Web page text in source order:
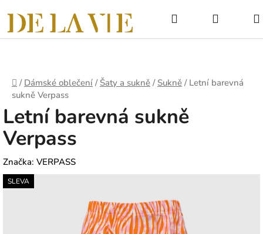
na
obsah
NÁKUPNÍ
KOŠÍK
Domů
/ Dámské oblečení / Šaty a sukně / Sukně / Letní barevná
sukně Verpass
Letní barevná sukně
Verpass
Značka: VERPASS
SLEVA